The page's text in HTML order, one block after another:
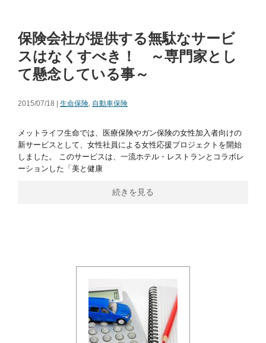
保険会社が提供する無駄なサービ
スはなくすべき！ ～専門家とし
て懸念している事～
2015/07/18 | 生命保険, 自動車保険
メットライフ生命では、医療保険やガン保険の女性加入者向けの
新サービスとして、女性社員による女性応援プロジェクトを開始
しました。 このサービスは、一流ホテル・レストランとコラボレ
ーションした「美と健康
続きを見る